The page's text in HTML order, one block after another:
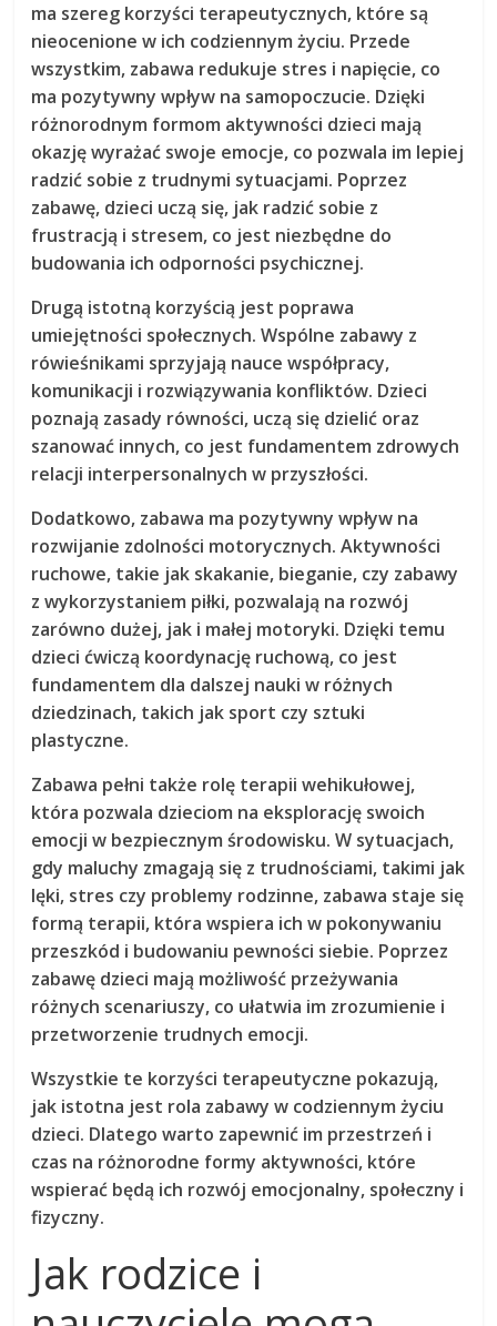
ma szereg korzyści terapeutycznych, które są
nieocenione w ich codziennym życiu. Przede
wszystkim, zabawa redukuje stres i napięcie, co
ma pozytywny wpływ na samopoczucie. Dzięki
różnorodnym formom aktywności dzieci mają
okazję wyrażać swoje emocje, co pozwala im lepiej
radzić sobie z trudnymi sytuacjami. Poprzez
zabawę, dzieci uczą się, jak radzić sobie z
frustracją i stresem, co jest niezbędne do
budowania ich odporności psychicznej.
Drugą istotną korzyścią jest poprawa
umiejętności społecznych. Wspólne zabawy z
rówieśnikami sprzyjają nauce współpracy,
komunikacji i rozwiązywania konfliktów. Dzieci
poznają zasady równości, uczą się dzielić oraz
szanować innych, co jest fundamentem zdrowych
relacji interpersonalnych w przyszłości.
Dodatkowo, zabawa ma pozytywny wpływ na
rozwijanie zdolności motorycznych. Aktywności
ruchowe, takie jak skakanie, bieganie, czy zabawy
z wykorzystaniem piłki, pozwalają na rozwój
zarówno dużej, jak i małej motoryki. Dzięki temu
dzieci ćwiczą koordynację ruchową, co jest
fundamentem dla dalszej nauki w różnych
dziedzinach, takich jak sport czy sztuki
plastyczne.
Zabawa pełni także rolę terapii wehikułowej,
która pozwala dzieciom na eksplorację swoich
emocji w bezpiecznym środowisku. W sytuacjach,
gdy maluchy zmagają się z trudnościami, takimi jak
lęki, stres czy problemy rodzinne, zabawa staje się
formą terapii, która wspiera ich w pokonywaniu
przeszkód i budowaniu pewności siebie. Poprzez
zabawę dzieci mają możliwość przeżywania
różnych scenariuszy, co ułatwia im zrozumienie i
przetworzenie trudnych emocji.
Wszystkie te korzyści terapeutyczne pokazują,
jak istotna jest rola zabawy w codziennym życiu
dzieci. Dlatego warto zapewnić im przestrzeń i
czas na różnorodne formy aktywności, które
wspierać będą ich rozwój emocjonalny, społeczny i
fizyczny.
Jak rodzice i